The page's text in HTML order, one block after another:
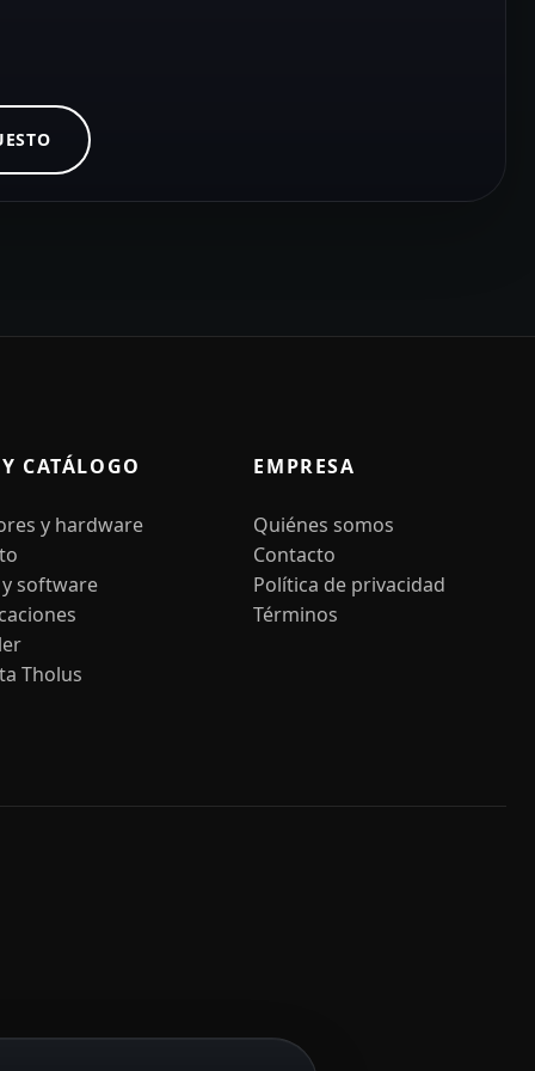
CATÁLOGO
y hardware
software
Tholus
EMPRESA
Quiénes somos
Contacto
Política de privacidad
Términos